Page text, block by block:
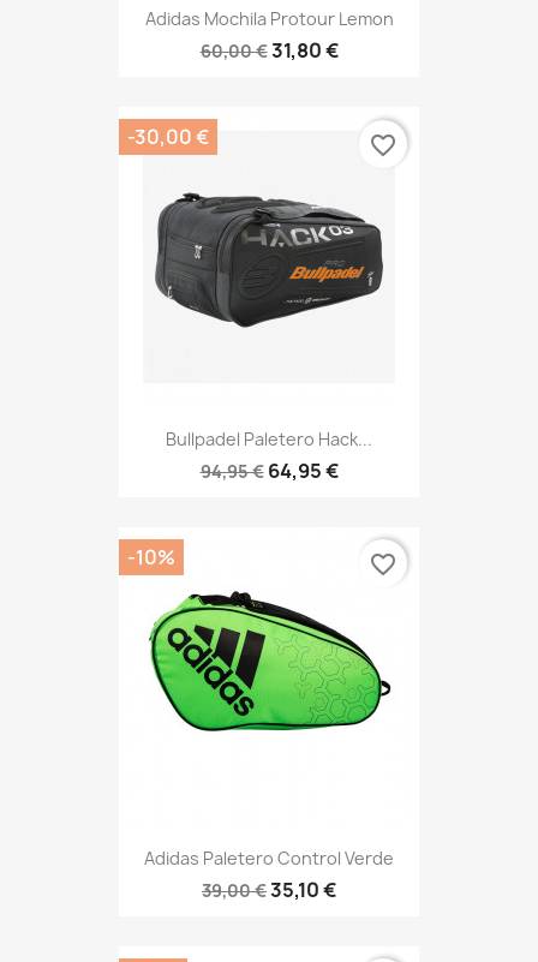
Adidas Mochila Protour Lemon
60,00 €31,80 €
Bullpadel Paletero Hack...
94,95 € 64,95 €
-30,00 € favorite_border
Adidas Paletero Control Verde
39,00 €35,10 €
-10% favorite_border